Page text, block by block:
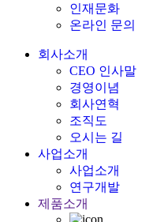
인재문화
온라인 문의
회사소개
CEO 인사말
경영이념
회사연혁
조직도
오시는 길
사업소개
사업소개
연구개발
제품소개